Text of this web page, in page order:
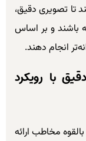
تا تصویری دقیق،
باشند و بر اساس
انجام دهند.
با رویکرد
مخاطب ارائه